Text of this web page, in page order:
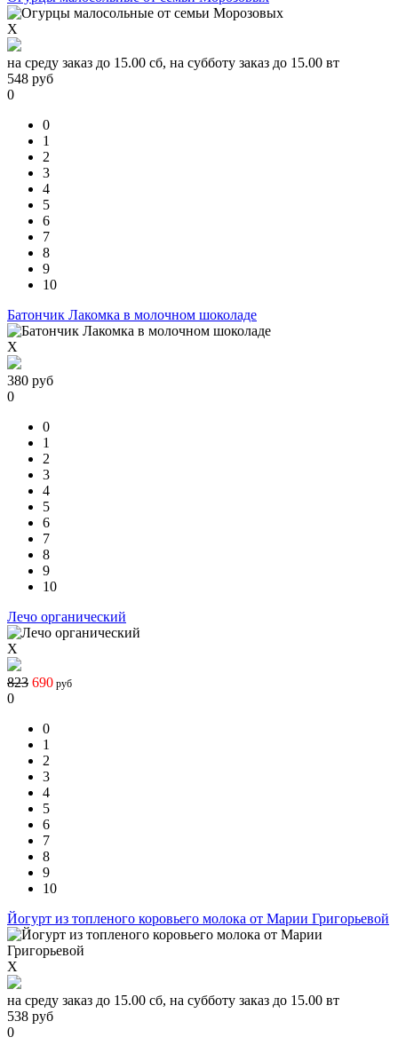
X
на среду заказ до 15.00 сб, на субботу заказ до 15.00 вт
548 руб
0
0
1
2
3
4
5
6
7
8
9
10
Батончик Лакомка в молочном шоколаде
X
380 руб
0
0
1
2
3
4
5
6
7
8
9
10
Лечо органический
X
823 690 руб
0
0
1
2
3
4
5
6
7
8
9
10
Йогурт из топленого коровьего молока от Марии Григорьевой
X
на среду заказ до 15.00 сб, на субботу заказ до 15.00 вт
538 руб
0